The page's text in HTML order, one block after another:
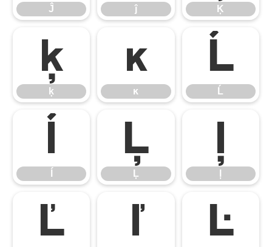
Ĵ ĵ Ķ
ķ
ķ
ĸ
ĸ
Ĺ
Ĺ
ĺ Ļ
Ļ
ļ
Ľ ľ Ŀ